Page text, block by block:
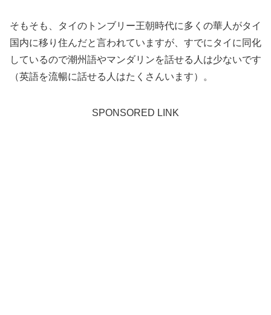
そもそも、タイのトンブリー王朝時代に多くの華人がタイ
国内に移り住んだと言われていますが、すでにタイに同化
しているので潮州語やマンダリンを話せる人は少ないです
（英語を流暢に話せる人はたくさんいます）。
SPONSORED LINK